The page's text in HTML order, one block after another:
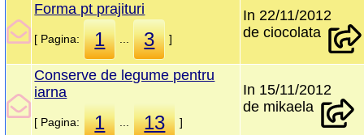
Forma pt prajituri
[ Pagina: 1 3 ]
In 22/11/2012
de ciocolata
Conserve de legume pentru
iarna
[ Pagina: 1 13 ]
In 15/11/2012
de mikaela